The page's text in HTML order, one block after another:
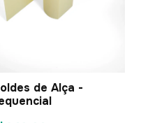
de Alça -